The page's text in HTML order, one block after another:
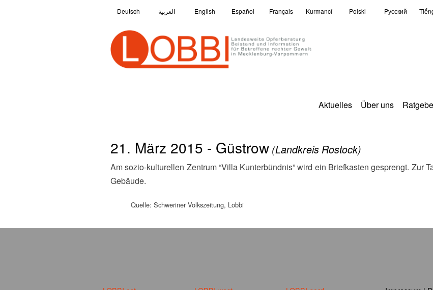
Deutsch العربية English Español Français Kurmancî Polski Pусский
Aktuelles Über uns
21. März 2015 - Güstrow(Landkreis Rostock)
Am sozio-kulturellen Zentrum “Villa Kunterbündnis” wird ein Briefkasten gesprengt. Zur Tatzeit übernachten zahlreiche Kinder im
Gebäude.
Quelle: Schweriner Volkszeitung, Lobbi